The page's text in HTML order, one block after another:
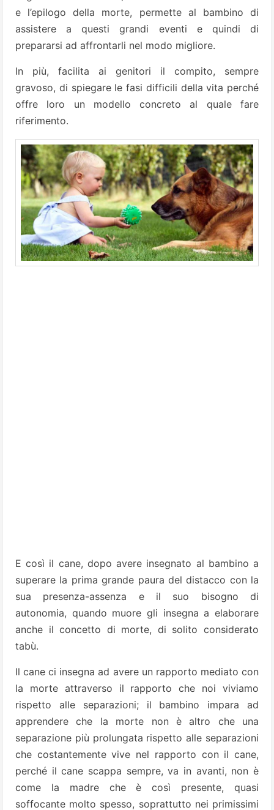
e l’epilogo della morte, permette al bambino di
assistere a questi grandi eventi e quindi di
prepararsi ad affrontarli nel modo migliore.
In più, facilita ai genitori il compito, sempre
gravoso, di spiegare le fasi difficili della vita perché
offre loro un modello concreto al quale fare
riferimento.
E così il cane, dopo avere insegnato al bambino a
superare la prima grande paura del distacco con la
sua presenza-assenza e il suo bisogno di
autonomia, quando muore gli insegna a elaborare
anche il concetto di morte, di solito considerato
tabù.
Il cane ci insegna ad avere un rapporto mediato con
la morte attraverso il rapporto che noi viviamo
rispetto alle separazioni; il bambino impara ad
apprendere che la morte non è altro che una
separazione più prolungata rispetto alle separazioni
che costantemente vive nel rapporto con il cane,
perché il cane scappa sempre, va in avanti, non è
come la madre che è così presente, quasi
soffocante molto spesso, soprattutto nei primissimi